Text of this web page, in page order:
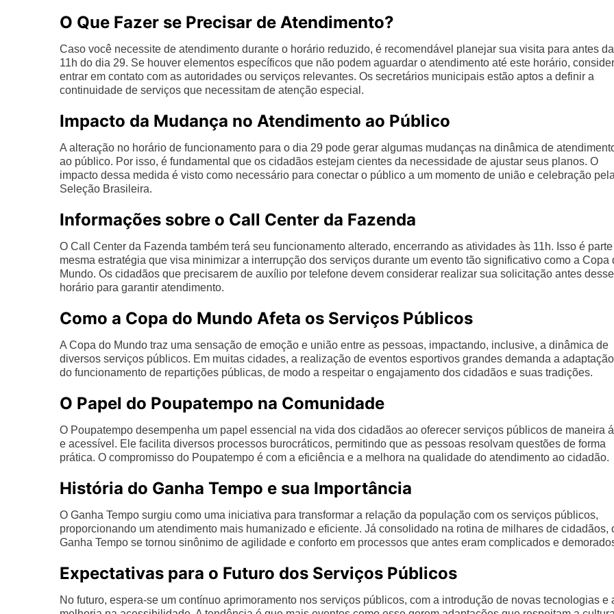
O Que Fazer se Precisar de Atendimento?
Caso você necessite de atendimento durante o horário reduzido, é recomendável planejar sua visita para antes
11h do dia 29. Se houver elementos específicos que não podem aguardar o atendimento até este horário,
entrar em contato com as autoridades ou serviços relevantes. Os secretários municipais estão aptos a definir a
continuidade de serviços que necessitam de atenção especial.
Impacto da Mudança no Atendimento ao Público
A alteração no horário de funcionamento para o dia 29 pode gerar algumas mudanças na dinâmica de
ao público. Por isso, é fundamental que os cidadãos estejam cientes da necessidade de ajustar seus planos. O
impacto dessa medida é visto como necessário para conectar o público a um momento de união e celebração pela
Seleção Brasileira.
Informações sobre o Call Center da Fazenda
O Call Center da Fazenda também terá seu funcionamento alterado, encerrando as atividades às 11h. Isso é parte
mesma estratégia que visa minimizar a interrupção dos serviços durante um evento tão significativo como a Copa
Mundo. Os cidadãos que precisarem de auxílio por telefone devem considerar realizar sua solicitação antes desse
horário para garantir atendimento.
Como a Copa do Mundo Afeta os Serviços Públicos
A Copa do Mundo traz uma sensação de emoção e união entre as pessoas, impactando, inclusive, a dinâmica de
diversos serviços públicos. Em muitas cidades, a realização de eventos esportivos grandes demanda a adaptação
do funcionamento de repartições públicas, de modo a respeitar o engajamento dos cidadãos e suas tradições.
O Papel do Poupatempo na Comunidade
O Poupatempo desempenha um papel essencial na vida dos cidadãos ao oferecer serviços públicos de maneira
e acessível. Ele facilita diversos processos burocráticos, permitindo que as pessoas resolvam questões de forma
prática. O compromisso do Poupatempo é com a eficiência e a melhora na qualidade do atendimento ao cidadão.
História do Ganha Tempo e sua Importância
O Ganha Tempo surgiu como uma iniciativa para transformar a relação da população com os serviços públicos,
proporcionando um atendimento mais humanizado e eficiente. Já consolidado na rotina de milhares de cidadãos,
Ganha Tempo se tornou sinônimo de agilidade e conforto em processos que antes eram complicados e
Expectativas para o Futuro dos Serviços Públicos
No futuro, espera-se um contínuo aprimoramento nos serviços públicos, com a introdução de novas tecnologias e